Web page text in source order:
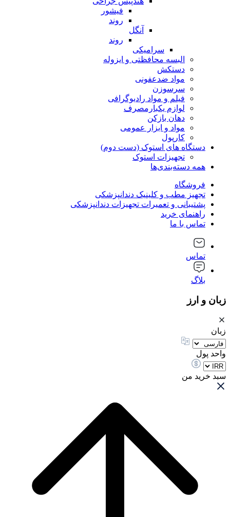
فیشور
روند
آنگل
روند
سرامیکی
البسه محافظتی و ایزوله
دستکش
مواد ضدعفونی
سرسوزن
فیلم و مواد رادیوگرافی
لوازم یکبارمصرف
دهان بازکن
مواد و ابزار عمومی
کارپول
دستگاه های استوک (دست دوم)
تجهیزات استوک
همه دسته‌بندی‌ها
فروشگاه
تجهیز مطب و کلینیک دندانپزشکی
پشتیبانی و تعمیرات تجهیزات دندانپزشکی
راهنمای خرید
تماس با ما
تماس
بلاگ
زبان و ارز
زبان
واحد پول
سبد خرید من